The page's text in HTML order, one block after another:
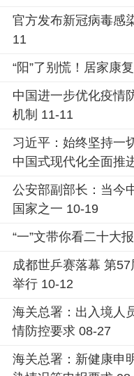
官方发布新冠病毒感
11
“阳”了别慌！居家康
中国进一步优化疫情
机制 11-11
习近平：始终坚持一
中国式现代化全面推
公安部副部长：当今
国家之一 10-19
“一”文带你看二十大
成都世乒赛落幕 第
举行 10-12
海关总署：出入境人
情防控要求 08-27
海关总署：新健康申